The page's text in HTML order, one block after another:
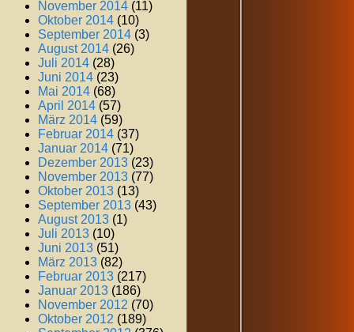
November 2014 (11)
Oktober 2014 (10)
September 2014 (3)
August 2014 (26)
Juli 2014 (28)
Juni 2014 (23)
Mai 2014 (68)
April 2014 (57)
März 2014 (59)
Februar 2014 (37)
Januar 2014 (71)
Dezember 2013 (23)
November 2013 (77)
Oktober 2013 (13)
September 2013 (43)
August 2013 (1)
Juli 2013 (10)
Juni 2013 (51)
März 2013 (82)
Februar 2013 (217)
Januar 2013 (186)
November 2012 (70)
Oktober 2012 (189)